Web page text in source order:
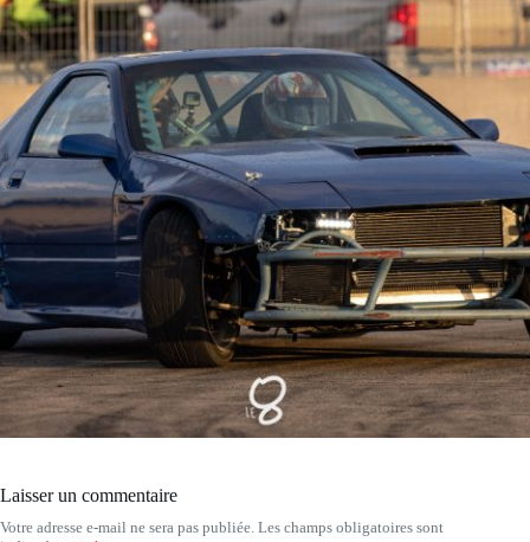
Laisser un commentaire
Votre adresse e-mail ne sera pas publiée. Les champs obligatoires sont